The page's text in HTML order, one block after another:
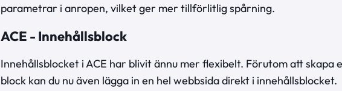
parametrar i anropen, vilket ger mer tillförlitlig spårning.
ACE - Innehållsblock
Innehållsblocket i ACE har blivit ännu mer flexibelt. Förutom att
block kan du nu även lägga in en hel webbsida direkt i